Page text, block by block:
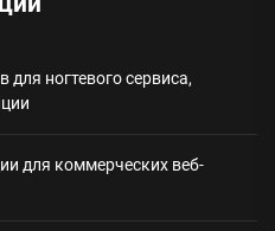
ногтевого сервиса,
для коммерческих веб-